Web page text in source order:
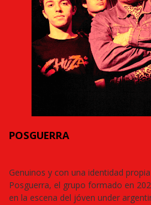
POSGUERRA
Genuinos y con una identidad
Posguerra, el grupo formado en
en la escena del jóven under